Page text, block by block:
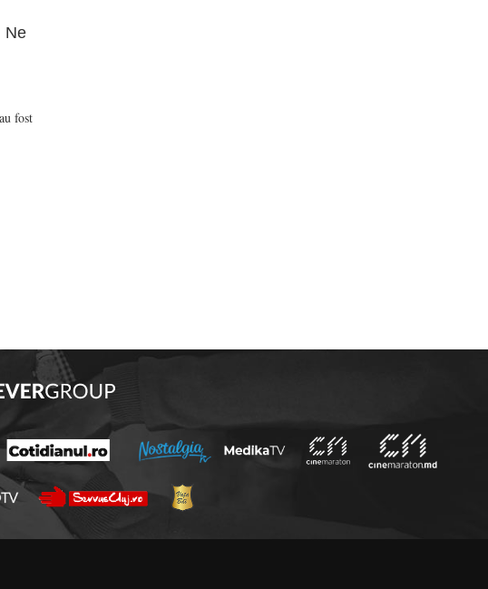
Ne
fost